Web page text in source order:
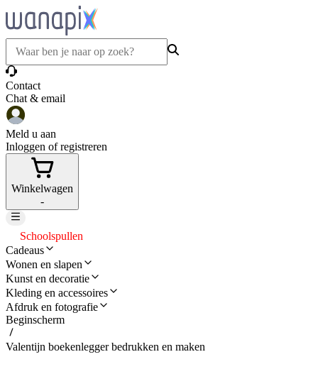
Contact
Chat & email
Meld u aan
Inloggen of registreren
Winkelwagen
-
Schoolspullen
Cadeaus
Wonen en slapen
Kunst en decoratie
Kleding en accessoires
Afdruk en fotografie
Beginscherm
Valentijn boekenlegger bedrukken en maken